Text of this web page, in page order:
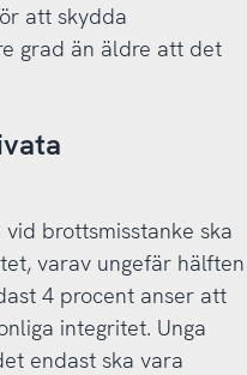
att skydda
grad än äldre att det
brottsmisstanke ska
varav ungefär hälften
4 procent anser att
integritet. Unga
endast ska vara